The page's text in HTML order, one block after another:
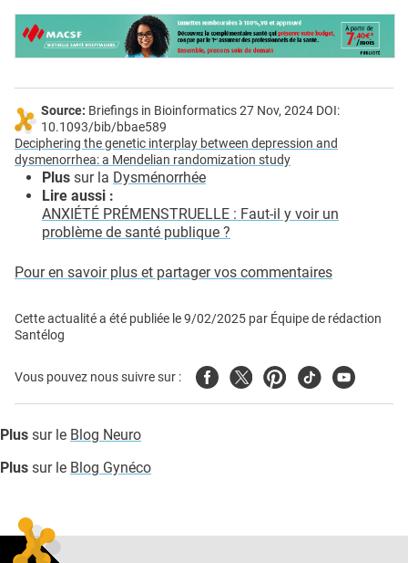
Source: Briefings in Bioinformatics 27 Nov, 2024 DOI:
10.1093/bib/bbae589
Deciphering the genetic interplay between depression and
dysmenorrhea: a Mendelian randomization study
Plus sur la Dysménorrhée
Lire aussi :
ANXIÉTÉ PRÉMENSTRUELLE : Faut-il y voir un
problème de santé publique ?
Pour en savoir plus et partager vos commentaires
Cette actualité a été publiée le9/02/2025 par Équipe de rédaction
Santélog
Vous pouvez nous suivre sur : FacebookTwitterPinterest
TiktokYoutube
Plus sur le Blog Neuro
Plus sur le Blog Gynéco